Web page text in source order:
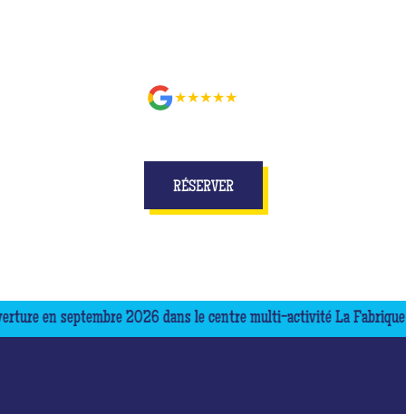
★★★★★
RÉSERVER
en septembre 2026 dans le centre multi-activité La Fabrique